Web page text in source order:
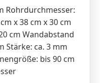
Rohrdurchmesser:
x 38 cm x 30 cm
cm Wandabstand
Stärke: ca. 3 mm
bis 90 cm